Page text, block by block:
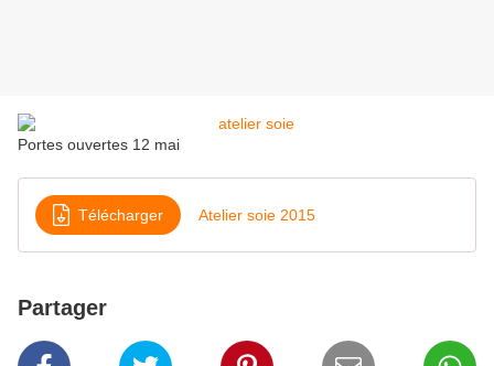
Portes ouvertes 12 mai
Télécharger Atelier soie 2015
Partager